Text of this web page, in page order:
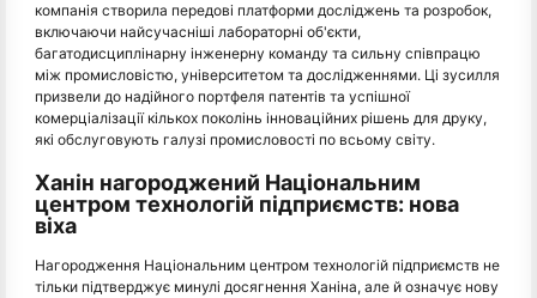
компанія створила передові платформи досліджень та розробок,
включаючи найсучасніші лабораторні об'єкти,
багатодисциплінарну інженерну команду та сильну співпрацю
між промисловістю, університетом та дослідженнями. Ці зусилля
призвели до надійного портфеля патентів та успішної
комерціалізації кількох поколінь інноваційних рішень для друку,
які обслуговують галузі промисловості по всьому світу.
Ханін нагороджений Національним
центром технологій підприємств: нова
віха
Нагородження Національним центром технологій підприємств не
тільки підтверджує минулі досягнення Ханіна, але й означує нову